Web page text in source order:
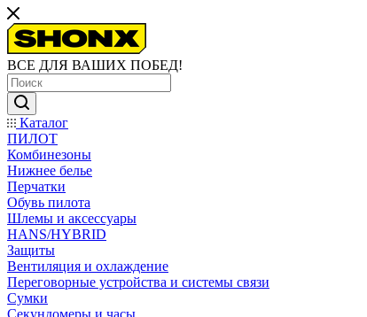
ВСЕ ДЛЯ ВАШИХ ПОБЕД!
Каталог
ПИЛОТ
Комбинезоны
Нижнее белье
Перчатки
Обувь пилота
Шлемы и аксессуары
HANS/HYBRID
Защиты
Вентиляция и охлаждение
Переговорные устройства и системы связи
Сумки
Секундомеры и часы